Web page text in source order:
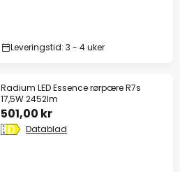
Leveringstid: 3 - 4 uker
Radium LED Essence rørpære R7s
17,5W 2452lm
501,00 kr
Datablad